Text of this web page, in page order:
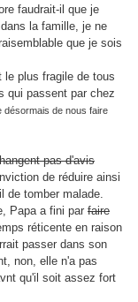
faudrait-il que je
la famille, je ne
que je sois
le plus fragile de tous
qui passent par chez
désormais de nous faire
pas d'avis
de réduire ainsi
de tomber malade.
Papa a fini par faire
réticente en raison
passer dans son
non, elle n'a pas
qu'il soit assez fort